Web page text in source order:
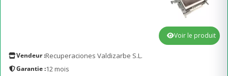
Vendeur :Recuperaciones Valdizarbe S.L.
Garantie :12 mois
Voir le produit